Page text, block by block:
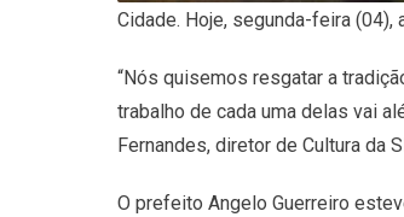
Cidade. Hoje, segunda-feira (04),
“Nós quisemos resgatar a
trabalho de cada uma delas vai
Fernandes, diretor de Cultura da
O prefeito Angelo Guerreiro